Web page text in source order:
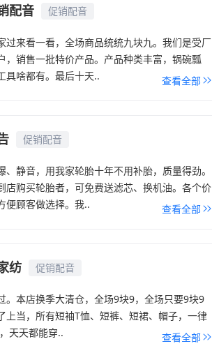
配音 促销配音
过来看一看，全场商品统统九块九。我们是受厂
，销售一批特价产品。产品种类丰富，锅碗瓢
具啥都有。最后十天..
查看全部
促销配音
静音，用我家轮胎十年不用补胎，质量得劲。
店购买轮胎者，可免费送滤芯、换机油。各个价
便顾客做选择。我..
查看全部
纺 促销配音
。本店换季大清仓，全场9块9，全场只要9块9
上当，所有短袖T恤、短裤、短裙、帽子，一律
天天都能穿..
查看全部